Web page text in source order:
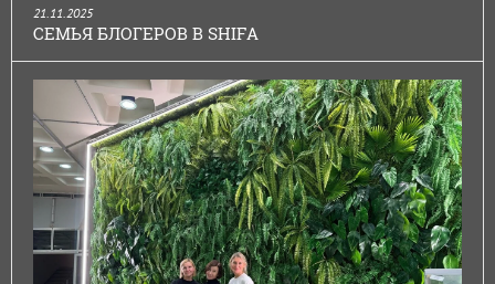
21.11.2025
СЕМЬЯ БЛОГЕРОВ В SHIFA